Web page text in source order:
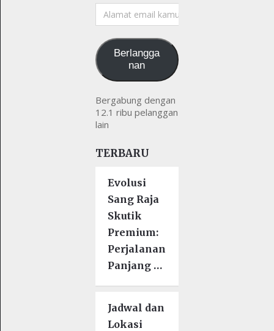
Alamat
email
Berlangga
nan
Bergabung dengan
12.1 ribu pelanggan
lain
TERBARU
Evolusi
Sang Raja
Skutik
Premium:
Perjalanan
Panjang …
Jadwal dan
Lokasi